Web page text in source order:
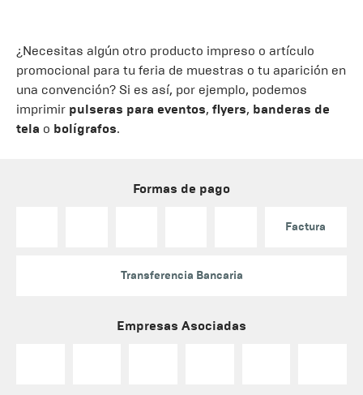
¿Necesitas algún otro producto impreso o artículo
promocional para tu feria de muestras o tu aparición en
una convención? Si es así, por ejemplo, podemos
imprimir pulseras para eventos, flyers, banderas de
tela o bolígrafos.
Formas de pago
Factura
Transferencia Bancaria
Empresas Asociadas